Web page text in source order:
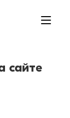
сайте